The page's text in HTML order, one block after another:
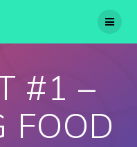
#1 –
FOOD